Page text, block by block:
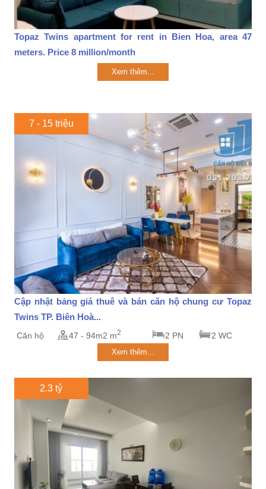
Topaz Twins apartment for rent in Bien Hoa, area 47
meters. Price 8 million/month
Xem thêm...
7 - 15 triệu
Cập nhật bảng giá thuê và bán căn hộ chung cư Topaz
Twins TP. Biên Hoà...
Căn hộ 47 - 94m2 m2 2 PN 2 WC
Xem thêm...
2.3 tỷ